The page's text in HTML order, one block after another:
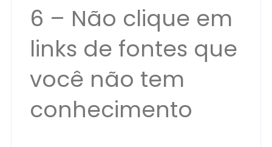
6 – Não clique em
links de fontes que
você não tem
conhecimento